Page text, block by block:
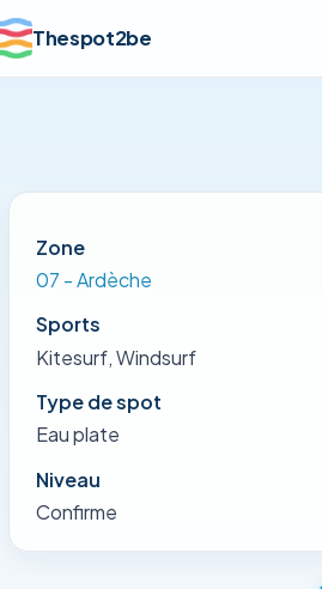
Thespot2be
Zone
07 - Ardèche
Sports
Kitesurf, Windsurf
Type de spot
Eau plate
Niveau
Confirme